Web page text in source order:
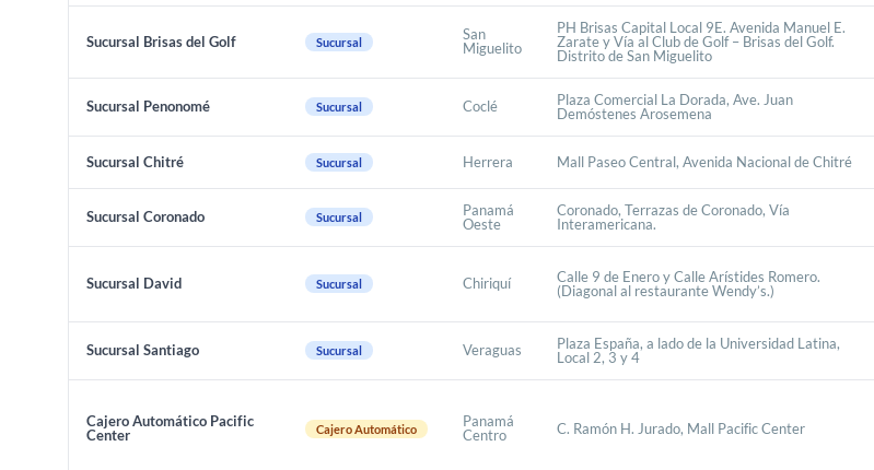
Sucursal Brisas del Golf Sucursal
San
Miguelito
PH Brisas Capital Local 9E. Avenida Manuel E.
Zarate y Vía al Club de Golf – Brisas del Golf.
Distrito de San Miguelito
Sucursal Penonomé Sucursal Coclé
Plaza Comercial La Dorada, Ave. Juan
Demóstenes Arosemena
Sucursal Chitré Sucursal Herrera Mall Paseo Central, Avenida Nacional de Chitré
Sucursal Coronado Sucursal
Panamá
Oeste
Coronado, Terrazas de Coronado, Vía
Interamericana.
Sucursal David Sucursal Chiriquí
Calle 9 de Enero y Calle Arístides Romero.
(Diagonal al restaurante Wendy’s.)
Sucursal Santiago Sucursal Veraguas
Plaza España, a lado de la Universidad Latina,
Local 2, 3 y 4
Cajero Automático Pacific
Center
Cajero Automático
Panamá
Centro
C. Ramón H. Jurado, Mall Pacific Center